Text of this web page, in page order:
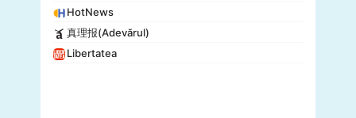
HotNews
真理报(Adevărul)
Libertatea